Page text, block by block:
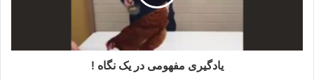
یادگیری مفهومی در یک نگاه !